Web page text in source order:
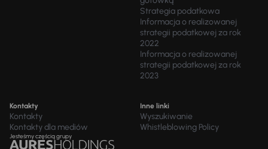
Strategia podatkowa
Informacja o realizowanej
strategii podatkowej za rok
2022
Informacja o realizowanej
strategii podatkowej za rok
2023
Kontakty
Kontakty
Kontakty dla mediów
Inne linki
Wyszukiwanie
Whistleblowing Policy
Jesteśmy częścią grupy